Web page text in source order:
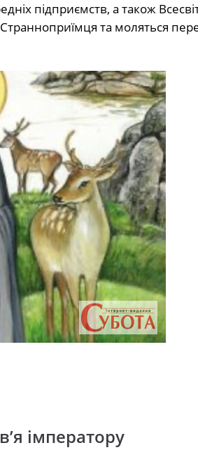
підприємств, а також
та моляться
імператору